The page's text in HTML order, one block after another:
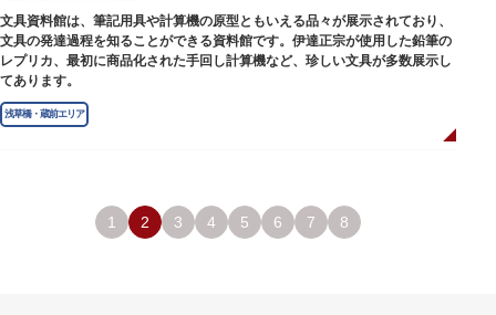
文具資料館は、筆記用具や計算機の原型ともいえる品々が展示されており、
文具の発達過程を知ることができる資料館です。伊達正宗が使用した鉛筆の
レプリカ、最初に商品化された手回し計算機など、珍しい文具が多数展示し
てあります。
浅草橋・蔵前エリア
1 2 3 4 5 6 7 8